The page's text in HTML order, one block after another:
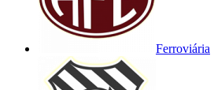
Ferroviária